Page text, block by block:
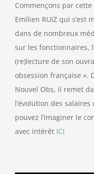
Commençons par
Emilien RUIZ qui
dans de nombreux
sur les fonctionnaires,
(re)lecture de son
obsession française ».
Nouvel Obs, il remet
l’évolution des
pouvez l’imaginer le
avec intérêt ICI